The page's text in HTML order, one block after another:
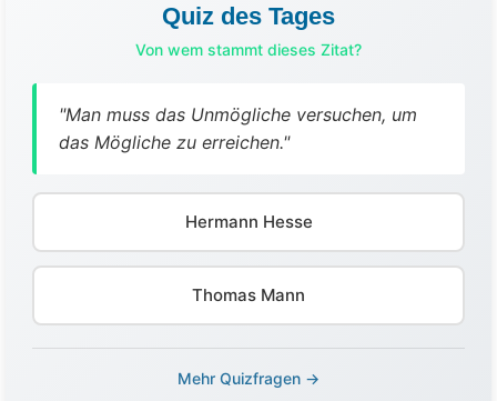
Quiz des Tages
Von wem stammt dieses Zitat?
"Man muss das Unmögliche versuchen, um
das Mögliche zu erreichen."
Hermann Hesse
Thomas Mann
Mehr Quizfragen →